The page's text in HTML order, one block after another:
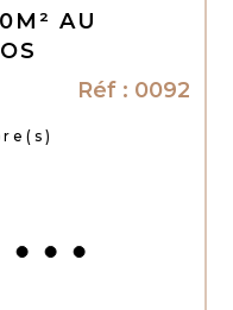
AU
Réf : 0092